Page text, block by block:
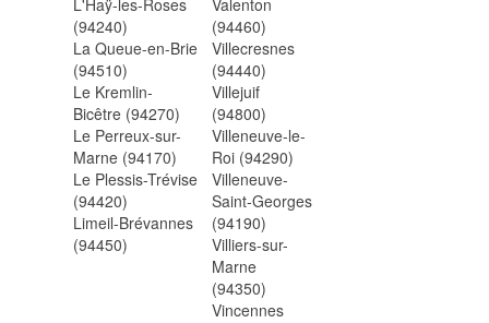
L'Haÿ-les-Roses
(94240)
La Queue-en-Brie
(94510)
Le Kremlin-
Bicêtre (94270)
Le Perreux-sur-
Marne (94170)
Le Plessis-Trévise
(94420)
Limeil-Brévannes
(94450)
Valenton
(94460)
Villecresnes
(94440)
Villejuif
(94800)
Villeneuve-le-
Roi (94290)
Villeneuve-
Saint-Georges
(94190)
Villiers-sur-
Marne
(94350)
Vincennes